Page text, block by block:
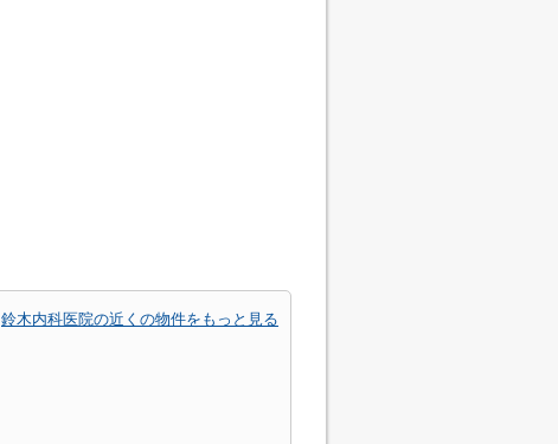
鈴木内科医院の近くの物件をもっと見る